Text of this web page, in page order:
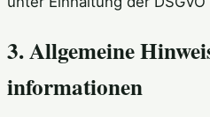
3. Allgemeine
informationen